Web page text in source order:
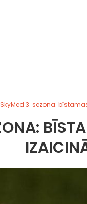
SkyMed 3. sezona: